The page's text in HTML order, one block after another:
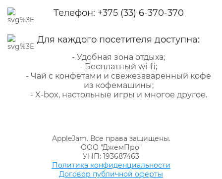
Телефон: +375 (33) 6-370-370
Для каждого посетителя доступна:
- Удобная зона отдыха;
- Бесплатный wi-fi;
- Чай с конфетами и свежезаваренный кофе
из кофемашины;
- X-box, настольные игры и многое другое.
AppleJam. Все права защищены.
ООО "ДжемПро"
УНП: 193687463
Политика конфиденциальности
Договор публичной оферты